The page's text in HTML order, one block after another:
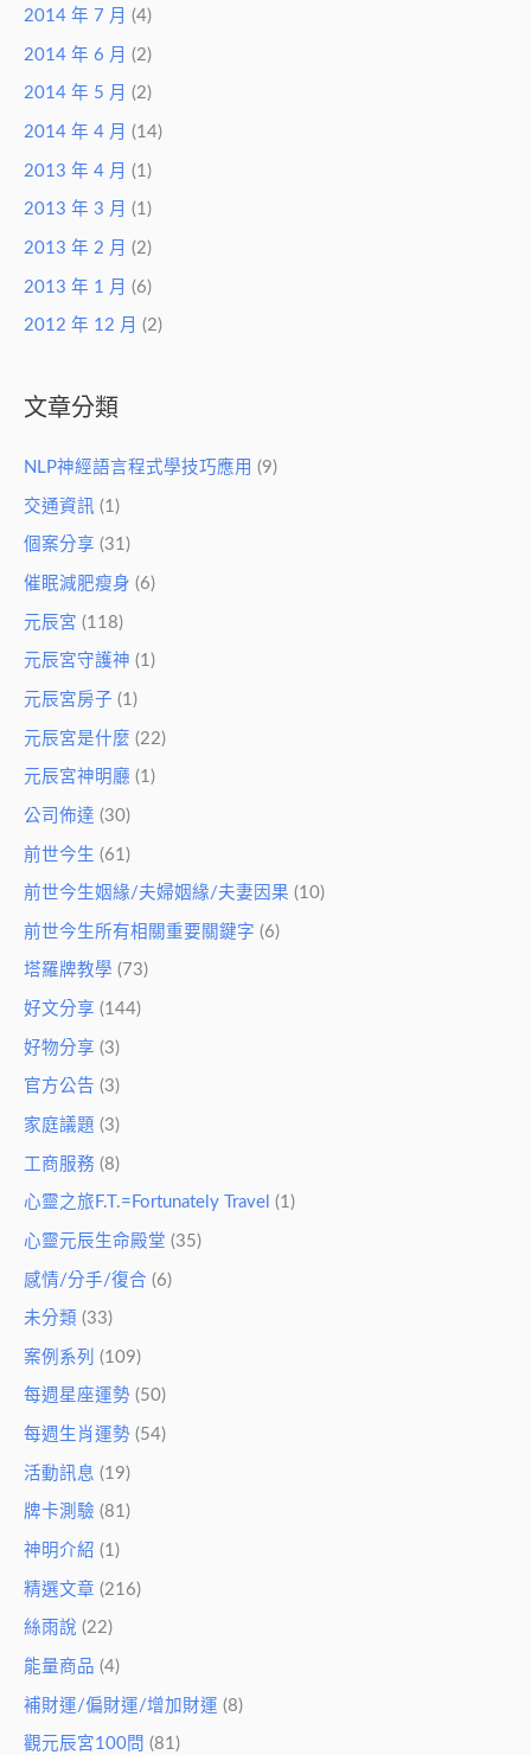
2014 年 7 月 (4)
2014 年 6 月 (2)
2014 年 5 月 (2)
2014 年 4 月 (14)
2013 年 4 月 (1)
2013 年 3 月 (1)
2013 年 2 月 (2)
2013 年 1 月 (6)
2012 年 12 月 (2)
文章分類
NLP神經語言程式學技巧應用 (9)
交通資訊 (1)
個案分享 (31)
催眠減肥瘦身 (6)
元辰宮 (118)
元辰宮守護神 (1)
元辰宮房子 (1)
元辰宮是什麼 (22)
元辰宮神明廳 (1)
公司佈達 (30)
前世今生 (61)
前世今生姻緣/夫婦姻緣/夫妻因果 (10)
前世今生所有相關重要關鍵字 (6)
塔羅牌教學 (73)
好文分享 (144)
好物分享 (3)
官方公告 (3)
家庭議題 (3)
工商服務 (8)
心靈之旅F.T.=Fortunately Travel (1)
心靈元辰生命殿堂 (35)
感情/分手/復合 (6)
未分類 (33)
案例系列 (109)
每週星座運勢 (50)
每週生肖運勢 (54)
活動訊息 (19)
牌卡測驗 (81)
神明介紹 (1)
精選文章 (216)
絲雨說 (22)
能量商品 (4)
補財運/偏財運/增加財運 (8)
觀元辰宮100問 (81)